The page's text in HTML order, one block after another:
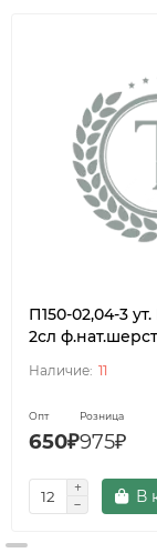
П150-02,04-3
2сл
11
Опт
650₽
Розница
975₽
В